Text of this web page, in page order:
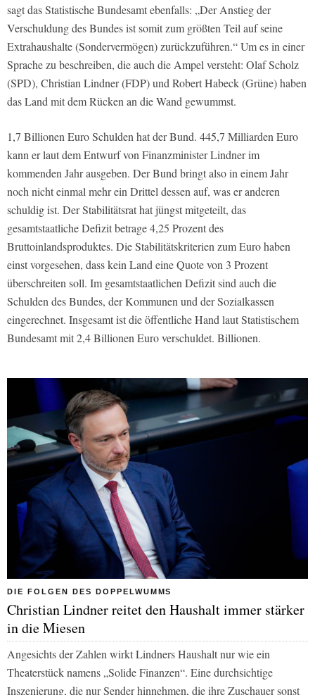
sagt das Statistische Bundesamt ebenfalls: „Der Anstieg der
Verschuldung des Bundes ist somit zum größten Teil auf seine
Extrahaushalte (Sondervermögen) zurückzuführen.“ Um es in einer
Sprache zu beschreiben, die auch die Ampel versteht: Olaf Scholz
(SPD), Christian Lindner (FDP) und Robert Habeck (Grüne) haben
das Land mit dem Rücken an die Wand gewummst.
1,7 Billionen Euro Schulden hat der Bund. 445,7 Milliarden Euro
kann er laut dem Entwurf von Finanzminister Lindner im
kommenden Jahr ausgeben. Der Bund bringt also in einem Jahr
noch nicht einmal mehr ein Drittel dessen auf, was er anderen
schuldig ist. Der Stabilitätsrat hat jüngst mitgeteilt, das
gesamtstaatliche Defizit betrage 4,25 Prozent des
Bruttoinlandsproduktes. Die Stabilitätskriterien zum Euro haben
einst vorgesehen, dass kein Land eine Quote von 3 Prozent
überschreiten soll. Im gesamtstaatlichen Defizit sind auch die
Schulden des Bundes, der Kommunen und der Sozialkassen
eingerechnet. Insgesamt ist die öffentliche Hand laut Statistischem
Bundesamt mit 2,4 Billionen Euro verschuldet. Billionen.
DIE FOLGEN DES DOPPELWUMMS
Christian Lindner reitet den Haushalt immer stärker
in die Miesen
Angesichts der Zahlen wirkt Lindners Haushalt nur wie ein
Theaterstück namens „Solide Finanzen“. Eine durchsichtige
Inszenierung, die nur Sender hinnehmen, die ihre Zuschauer sonst